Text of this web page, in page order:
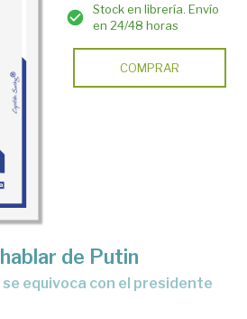
Stock en librería. Envío
en 24/48 horas
COMPRAR
de Putin